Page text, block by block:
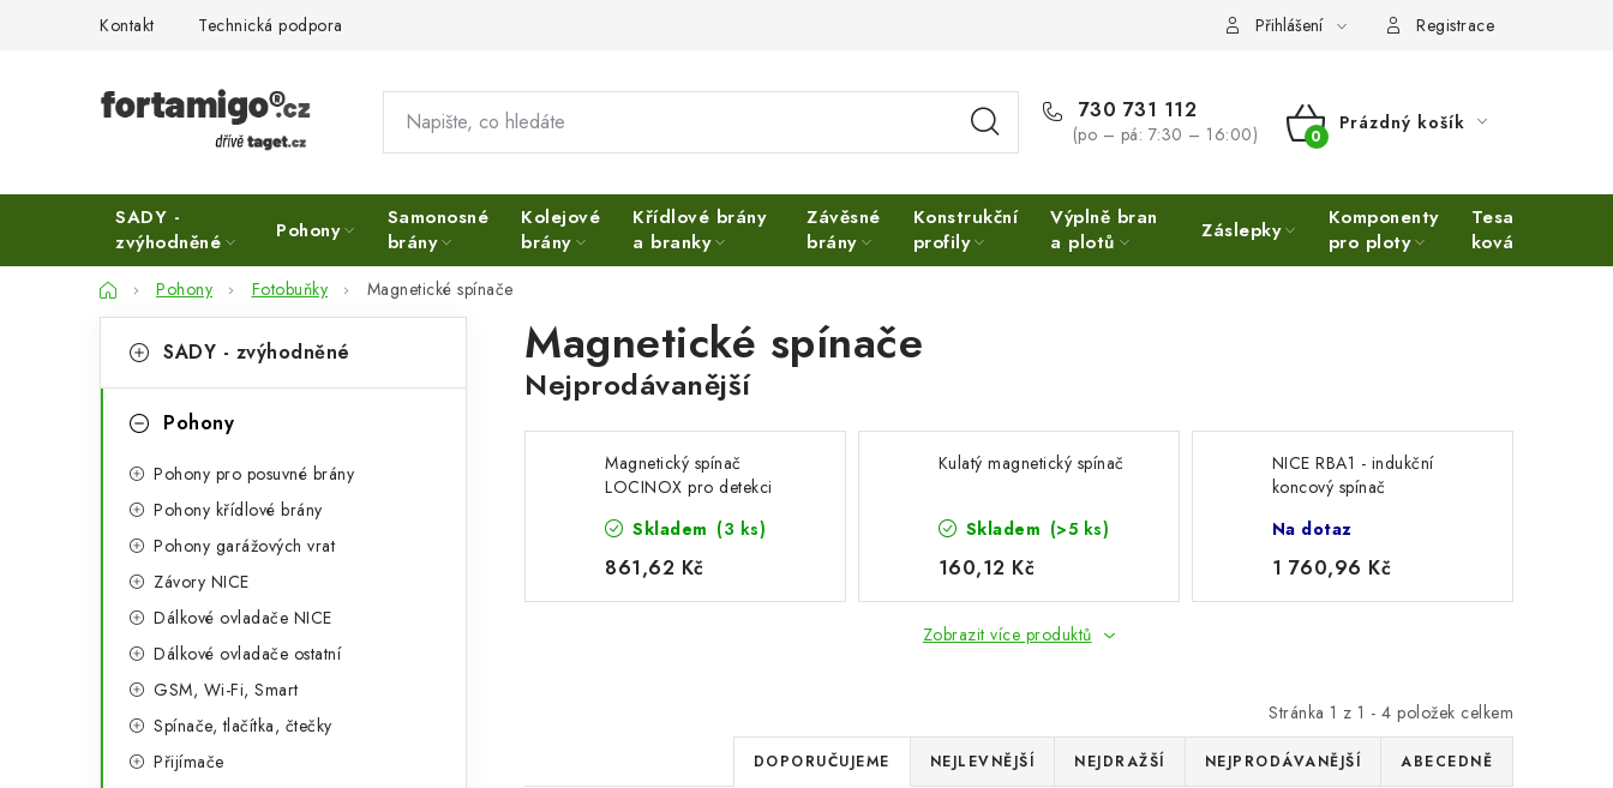
Kontakt Technická podpora Přihlášení Registrace
730 731 112
(po – pá: 7:30 – 16:00)
NÁKUPNÍ
KOŠÍK
Prázdný košík
SADY -
zvýhodněné
Pohony
Samonosné
brány
Kolejové
brány
Křídlové brány
a branky
Závěsné
brány
Konstrukční
profily
Výplně bran
a plotů
Záslepky
Komponenty
pro ploty
Tesařské
kování
DomůPohony Fotobuňky Magnetické spínače
okategorie
a
SADY - zvýhodněné
Pohony
Pohony pro posuvné brány
Pohony křídlové brány
Pohony garážových vrat
Závory NICE
Dálkové ovladače NICE
Dálkové ovladače ostatní
GSM, Wi-Fi, Smart
Spínače, tlačítka, čtečky
Přijímače
Magnetické spínače
Nejprodávanější
Magnetický spínač
LOCINOX pro detekci
GATESWITCH
Skladem (3 ks)
861,62 Kč
Kulatý magnetický spínač
Skladem (>5 ks)
160,12 Kč
NICE RBA1 - indukční
koncový spínač
Na dotaz
1 760,96 Kč
Zobrazit více produktů
Stránka 1 z 1 - 4 položek celkem
ŘDOPORUČUJEME NEJLEVNĚJŠÍ NEJDRAŽŠÍ NEJPRODÁVANĚJŠÍ ABECEDNĚ